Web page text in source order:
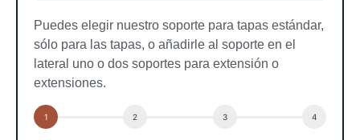
Puedes elegir nuestro soporte para tapas estándar,
sólo para las tapas, o añadirle al soporte en el
lateral uno o dos soportes para extensión o
extensiones.